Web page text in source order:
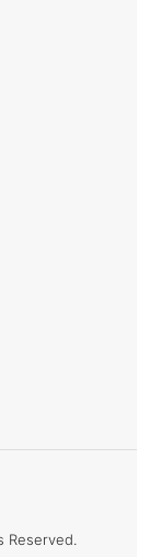
Reserved.